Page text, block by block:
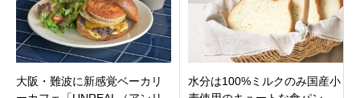
大阪・難波に新感覚ベーカリ
水分は100%ミルクのみ国産小